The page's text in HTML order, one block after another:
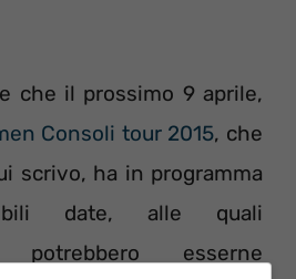
che il prossimo 9 aprile,
Consoli tour 2015, che
scrivo, ha in programma
date, alle quali
potrebbero esserne